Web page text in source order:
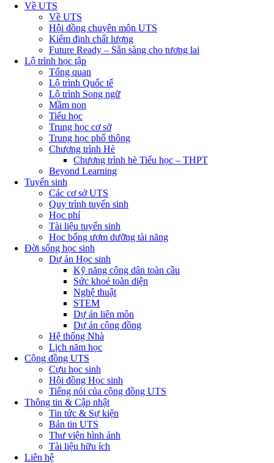
Về UTS
Về UTS
Hội đồng chuyên môn UTS
Kiểm định chất lượng
Future Ready – Sẵn sàng cho tương lai
Lộ trình học tập
Tổng quan
Lộ trình Quốc tế
Lộ trình Song ngữ
Mầm non
Tiểu học
Trung học cơ sở
Trung học phổ thông
Chương trình Hè
Chương trình hè Tiểu học – THPT
Beyond Learning
Tuyển sinh
Các cơ sở UTS
Quy trình tuyển sinh
Học phí
Tài liệu tuyển sinh
Học bổng ươm dưỡng tài năng
Đời sống học sinh
Dự án Học sinh
Kỹ năng công dân toàn cầu
Sức khoẻ toàn diện
Nghệ thuật
STEM
Dự án liên môn
Dự án cộng đồng
Hệ thống Nhà
Lịch năm học
Cộng đồng UTS
Cựu học sinh
Hội đồng Học sinh
Tiếng nói của cộng đồng UTS
Thông tin & Cập nhật
Tin tức & Sự kiện
Bản tin UTS
Thư viện hình ảnh
Tài liệu hữu ích
Liên hệ